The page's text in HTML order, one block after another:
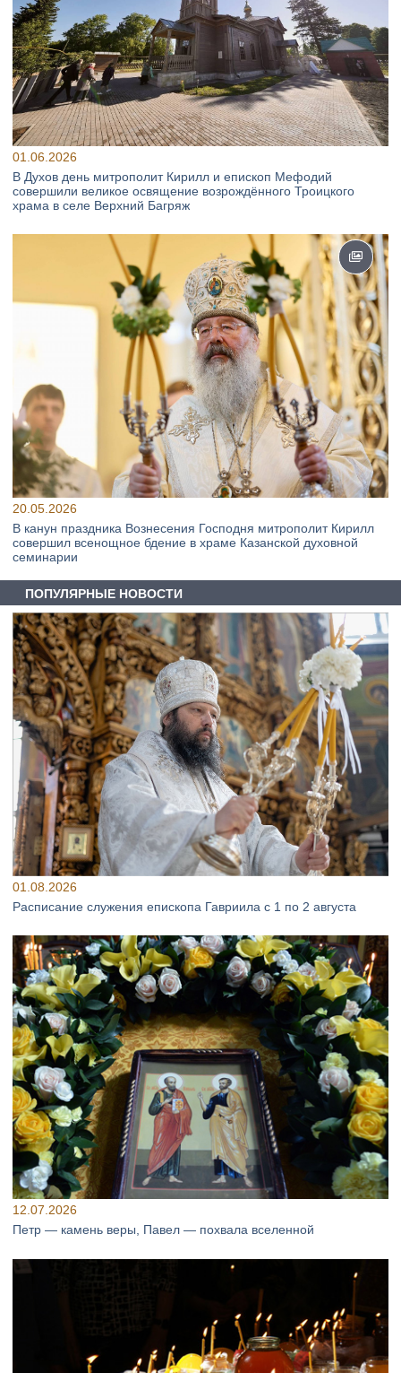
01.06.2026
В Духов день митрополит Кирилл и епископ Мефодий
совершили великое освящение возрождённого Троицкого
храма в селе Верхний Багряж
20.05.2026
В канун праздника Вознесения Господня митрополит Кирилл
совершил всенощное бдение в храме Казанской духовной
семинарии
ПОПУЛЯРНЫЕ НОВОСТИ
01.08.2026
Расписание служения епископа Гавриила с 1 по 2 августа
12.07.2026
Петр — камень веры, Павел — похвала вселенной